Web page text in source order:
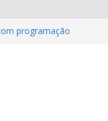
programação
em
medicina social